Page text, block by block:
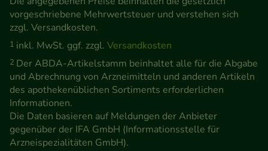
unsere Website weiter für Sie optimieren können,
den Inhalt auf unserer Website aber auch die
Werbung auf Drittseiten möglichst relevant für Sie
teilweise an Dritte wie z.B. Google oder soziale
Medien übertragen werden.
vorgeschriebene Mehrwertsteuer und verstehen sich
zzgl. Versandkosten.
1 inkl. MwSt. ggf. zzgl. Versandkosten
2 Der ABDA-Artikelstamm beinhaltet alle für die Abgabe
und Abrechnung von Arzneimitteln und anderen Artikeln
des apothekenüblichen Sortiments erforderlichen
Informationen.
Die Daten basieren auf Meldungen der Anbieter
gegenüber der IFA GmbH (Informationsstelle für
Arzneispezialitäten GmbH).